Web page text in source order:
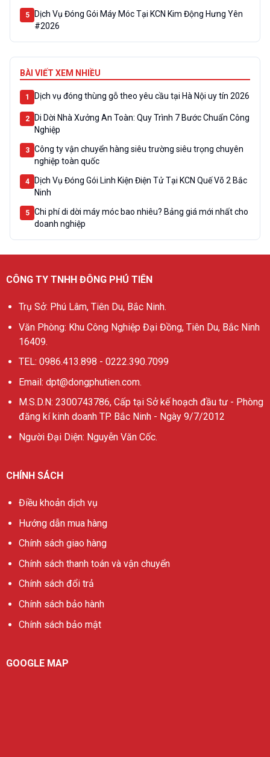
5
Dịch Vụ Đóng Gói Máy Móc Tại KCN Kim Động Hưng Yên
#2026
BÀI VIẾT XEM NHIỀU
1 Dịch vụ đóng thùng gỗ theo yêu cầu tại Hà Nội uy tín 2026
2
Di Dời Nhà Xưởng An Toàn: Quy Trình 7 Bước Chuẩn Công
Nghiệp
3
Công ty vận chuyển hàng siêu trường siêu trọng chuyên
nghiệp toàn quốc
4
Dịch Vụ Đóng Gói Linh Kiện Điện Tử Tại KCN Quế Võ 2 Bắc
Ninh
5
Chi phí di dời máy móc bao nhiêu? Bảng giá mới nhất cho
doanh nghiệp
CÔNG TY TNHH ĐÔNG PHÚ TIÊN
Trụ Sở: Phú Lâm, Tiên Du, Bắc Ninh.
Văn Phòng: Khu Công Nghiệp Đại Đồng, Tiên Du, Bắc Ninh
16409.
TEL: 0986.413.898 - 0222.390.7099
Email: dpt@dongphutien.com.
M.S.D.N: 2300743786, Cấp tại Sở kế hoạch đầu tư - Phòng
đăng kí kinh doanh TP. Bắc Ninh - Ngày 9/7/2012
Người Đại Diện: Nguyễn Văn Cốc.
CHÍNH SÁCH
Điều khoản dịch vụ
Hướng dẫn mua hàng
Chính sách giao hàng
Chính sách thanh toán và vận chuyển
Chính sách đổi trả
Chính sách bảo hành
Chính sách bảo mật
GOOGLE MAP